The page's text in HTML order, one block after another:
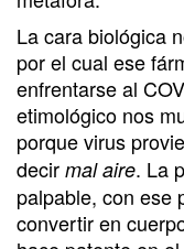
La cara biológica
por el cual ese
enfrentarse al
etimológico nos
porque virus
decir mal aire. La
palpable, con ese
convertir en